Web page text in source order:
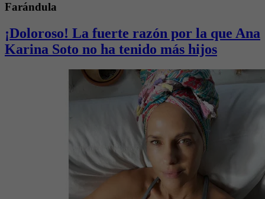
Farándula
¡Doloroso! La fuerte razón por la que Ana
Karina Soto no ha tenido más hijos